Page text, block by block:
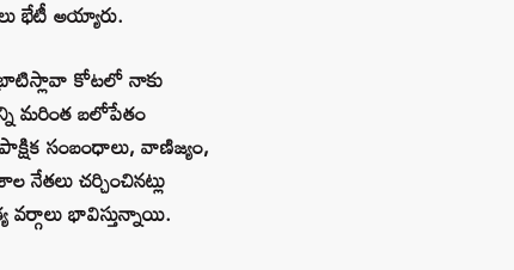
భేటీ అయ్యారు.
కోటలో నాకు
మరింత బలోపేతం
సంబంధాలు, వాణిజ్యం,
నేతలు చర్చించినట్లు
భావిస్తున్నాయి.